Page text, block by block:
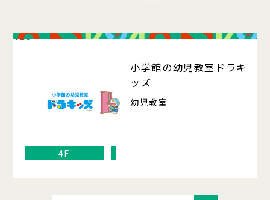
420
小学館の幼児教室ドラキ
ッズ
幼児教室
4F